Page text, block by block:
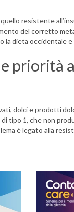
resistente
del corretto
dieta occidentale e
priorità
dolci e prodotti
tipo 1, che non
è legato alla